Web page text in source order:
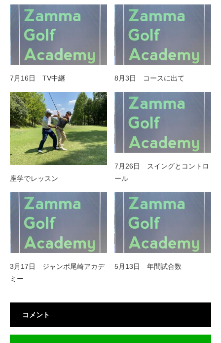
7月16日 TV中継 8月3日 コースに出て
座学でレッスン
7月26日 スイングとコントロ
ール
3月17日 ジャンボ尾崎アカデ
ミー
5月13日 年間試合数
コメント